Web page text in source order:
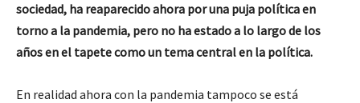
sociedad, ha reaparecido ahora por una puja política en
torno a la pandemia, pero no ha estado a lo largo de los
años en el tapete como un tema central en la política.
En realidad ahora con la pandemia tampoco se está